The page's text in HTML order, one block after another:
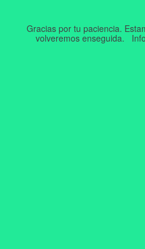
Gracias por tu paciencia.
volveremos enseguida.